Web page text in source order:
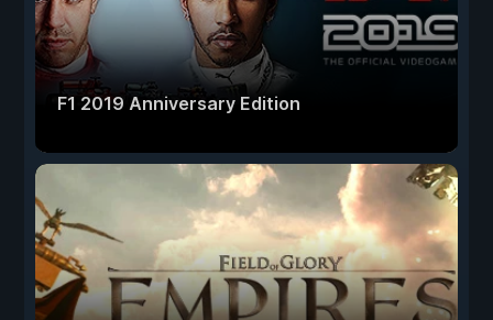
F1 2019 Anniversary Edition